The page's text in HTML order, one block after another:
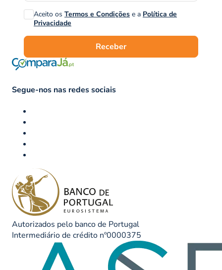
Aceito os Termos e Condições e a Política de
Privacidade
Receber
Segue-nos nas redes sociais
Autorizados pelo banco de Portugal
Intermediário de crédito nº0000375